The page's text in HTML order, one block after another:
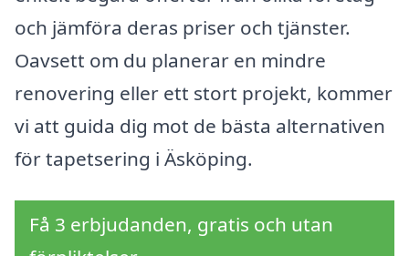
och jämföra deras priser och tjänster.
Oavsett om du planerar en mindre
renovering eller ett stort projekt, kommer
vi att guida dig mot de bästa alternativen
för tapetsering i Äsköping.
Få 3 erbjudanden, gratis och utan